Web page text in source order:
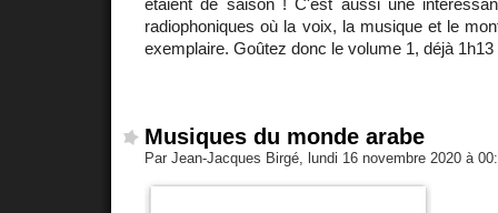
radiophoniques où la voix, la musique et le
exemplaire. Goûtez donc le volume 1, déjà
Musiques du monde arabe
Par Jean-Jacques Birgé, lundi 16 novembre 2020 à